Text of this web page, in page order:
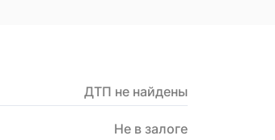
ДТП не найдены
Не в залоге